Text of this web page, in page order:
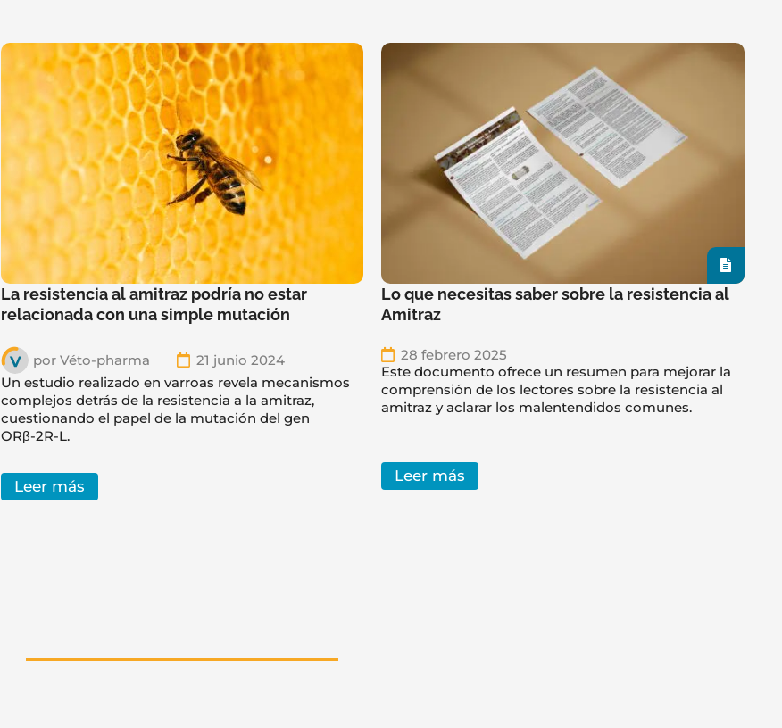
La resistencia al amitraz podría no estar
relacionada con una simple mutación
porVéto-pharma
21 junio 2024
Un estudio realizado en varroas revela mecanismos
complejos detrás de la resistencia a la amitraz,
cuestionando el papel de la mutación del gen
ORβ-2R-L.
Leer más
Lo que necesitas saber sobre la resistencia al
Amitraz
28 febrero 2025
Este documento ofrece un resumen para mejorar la
comprensión de los lectores sobre la resistencia al
Leer más